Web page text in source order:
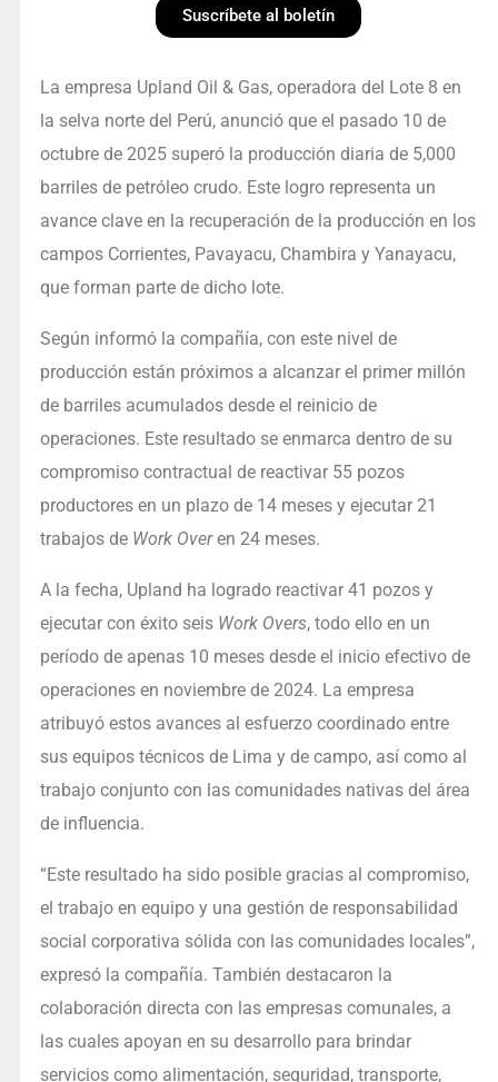
Suscríbete al boletín
La empresa Upland Oil & Gas, operadora del Lote 8 en
la selva norte del Perú, anunció que el pasado 10 de
octubre de 2025 superó la producción diaria de 5,000
barriles de petróleo crudo. Este logro representa un
avance clave en la recuperación de la producción en los
campos Corrientes, Pavayacu, Chambira y Yanayacu,
que forman parte de dicho lote.
Según informó la compañía, con este nivel de
producción están próximos a alcanzar el primer millón
de barriles acumulados desde el reinicio de
operaciones. Este resultado se enmarca dentro de su
compromiso contractual de reactivar 55 pozos
productores en un plazo de 14 meses y ejecutar 21
trabajos de Work Overen 24 meses.
A la fecha, Upland ha logrado reactivar 41 pozos y
ejecutar con éxito seis Work Overs, todo ello en un
período de apenas 10 meses desde el inicio efectivo de
operaciones en noviembre de 2024. La empresa
atribuyó estos avances al esfuerzo coordinado entre
sus equipos técnicos de Lima y de campo, así como al
trabajo conjunto con las comunidades nativas del área
de influencia.
“Este resultado ha sido posible gracias al compromiso,
el trabajo en equipo y una gestión de responsabilidad
social corporativa sólida con las comunidades locales”,
expresó la compañía. También destacaron la
colaboración directa con las empresas comunales, a
las cuales apoyan en su desarrollo para brindar
servicios como alimentación, seguridad, transporte,